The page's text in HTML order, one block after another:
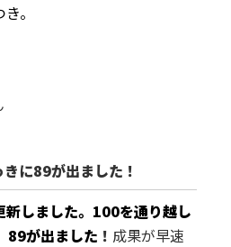
。
に89が出ました！
新しました。100を通り越し
89が出ました ！ 成果が早速